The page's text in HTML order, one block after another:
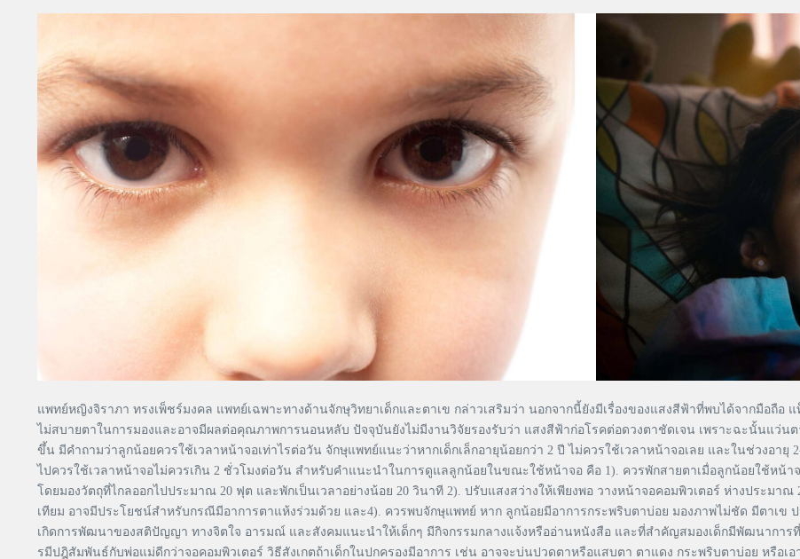
แพทย์หญิงจิราภา ทรงเพ็ชร์มงคล แพทย์เฉพาะทางด้านจักษุวิทยาเด็กและตาเข กล่าวเสริมว่า นอกจากนี้ยังมีเรื่องของแสงสีฟ้าที่พบได้จากมือถือ
ไม่สบายตาในการมองและอาจมีผลต่อคุณภาพการนอนหลับ ปัจจุบันยังไม่มีงานวิจัยรองรับว่า แสงสีฟ้าก่อโรคต่อดวงตาชัดเจน เพราะฉะนั้นแว่
ขึ้น มีคำถามว่าลูกน้อยควรใช้เวลาหน้าจอเท่าไรต่อวัน จักษุแพทย์แนะว่าหากเด็กเล็กอายุน้อยกว่า 2 ปี ไม่ควรใช้เวลาหน้าจอเลย และในช่วงอายุ
ไปควรใช้เวลาหน้าจอไม่ควรเกิน 2 ชั่วโมงต่อวัน สำหรับคำแนะนำในการดูแลลูกน้อยในขณะใช้หน้าจอ คือ 1). ควรพักสายตาเมื่อลูกน้อยใช้หน้า
โดยมองวัตถุที่ไกลออกไปประมาณ 20 ฟุต และพักเป็นเวลาอย่างน้อย 20 วินาที 2). ปรับแสงสว่างให้เพียงพอ วางหน้าจอคอมพิวเตอร์ ห่างประมา
เทียม อาจมีประโยชน์สำหรับกรณีมีอาการตาแห้งร่วมด้วย และ4). ควรพบจักษุแพทย์ หาก ลูกน้อยมีอาการกระพริบตาบ่อย มองภาพไม่ชัด มีตาเข
เกิดการพัฒนาของสติปัญญา ทางจิตใจ อารมณ์ และสังคมแนะนำให้เด็กๆ มีกิจกรรมกลางแจ้งหรืออ่านหนังสือ และที่สำคัญสมองเด็กมีพัฒนาการที่
รมีปฎิสัมพันธ์กับพ่อแม่ดีกว่าจอคอมพิวเตอร์ วิธีสังเกตถ้าเด็กในปกครองมีอาการ เช่น อาจจะบ่นปวดตาหรือแสบตา ตาแดง กระพริบตาบ่อย หรือ